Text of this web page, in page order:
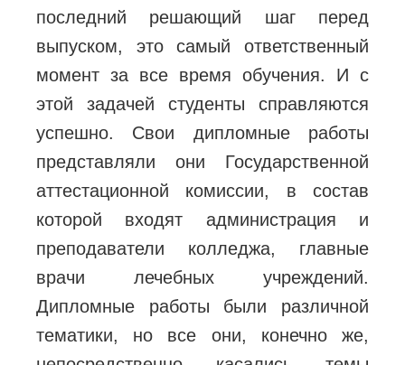
последний решающий шаг перед
выпуском, это самый ответственный
момент за все время обучения. И с
этой задачей студенты справляются
успешно. Свои дипломные работы
представляли они Государственной
аттестационной комиссии, в состав
которой входят администрация и
преподаватели колледжа, главные
врачи лечебных учреждений.
Дипломные работы были различной
тематики, но все они, конечно же,